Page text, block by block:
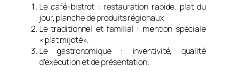
Le café-bistrot : restauration rapide, plat du
jour, planche de produits régionaux
Le traditionnel et familial : mention spéciale
« plat mijoté».
Le gastronomique : inventivité, qualité
d’exécution et de présentation.